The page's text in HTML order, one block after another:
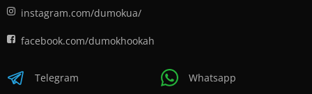
instagram.com/dumokua/
facebook.com/dumokhookah
Telegram Whatsapp